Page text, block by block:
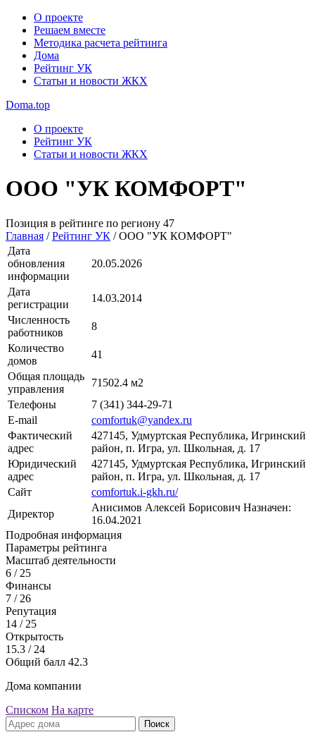
О проекте
Решаем вместе
Методика расчета рейтинга
Дома
Рейтинг УК
Статьи и новости ЖКХ
Doma.top
О проекте
Рейтинг УК
Статьи и новости ЖКХ
ООО "УК КОМФОРТ"
Позиция в рейтинге по региону 47
Главная / Рейтинг УК / ООО "УК КОМФОРТ"
Дата
обновления
информации
20.05.2026
Дата
регистрации
14.03.2014
Численность
работников
8
Количество
домов
41
Общая площадь
управления
71502.4 м2
Телефоны
7 (341) 344-29-71
E-mail
comfortuk@yandex.ru
Фактический
адрес
427145, Удмуртская Республика, Игринский
район, п. Игра, ул. Школьная, д. 17
Юридический
адрес
427145, Удмуртская Республика, Игринский
район, п. Игра, ул. Школьная, д. 17
Сайт
comfortuk.i-gkh.ru/
Директор
Анисимов Алексей Борисович Назначен:
16.04.2021
Подробная информация
Параметры рейтинга
Масштаб деятельности
6 / 25
Финансы
7 / 26
Репутация
14 / 25
Открытость
15.3 / 24
Общий балл 42.3
Дома компании
Списком На карте
Поиск